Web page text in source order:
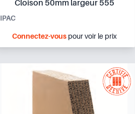
Cloison 50mm largeur 555
IPAC
Connectez-vouspour voir le prix